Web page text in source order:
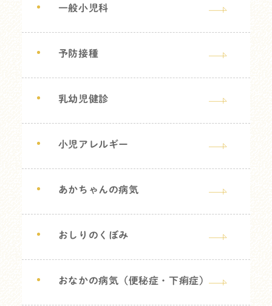
一般小児科
予防接種
乳幼児健診
小児アレルギー
あかちゃんの病気
おしりのくぼみ
おなかの病気（便秘症・下痢症）